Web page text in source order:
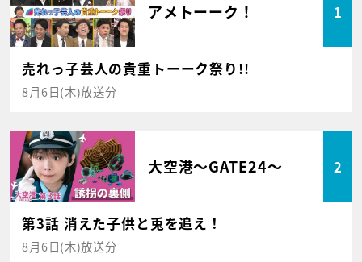
アメトーーク！ 1
売れっ子芸人の貴重トーーク祭り!!
8月6日(木)放送分
大空港～GATE24～ 2
第3話 消えた子供と兎を追え！
8月6日(木)放送分